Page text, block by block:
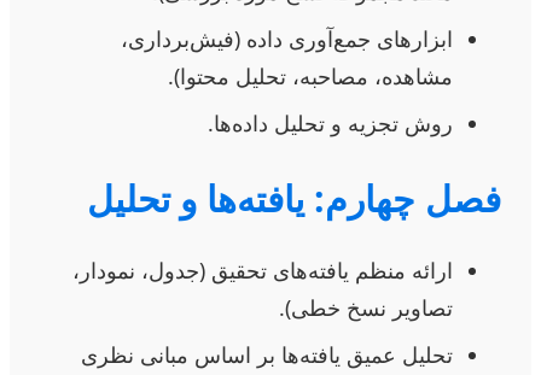
ابزارهای جمع‌آوری داده (فیش‌برداری،
مشاهده، مصاحبه، تحلیل محتوا).
روش تجزیه و تحلیل داده‌ها.
فصل چهارم: یافته‌ها و تحلیل
ارائه منظم یافته‌های تحقیق (جدول، نمودار،
تصاویر نسخ خطی).
تحلیل عمیق یافته‌ها بر اساس مبانی نظری